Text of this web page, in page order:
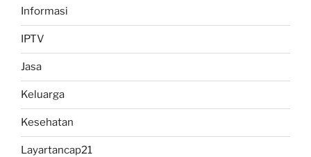
Informasi
IPTV
Jasa
Keluarga
Kesehatan
Layartancap21